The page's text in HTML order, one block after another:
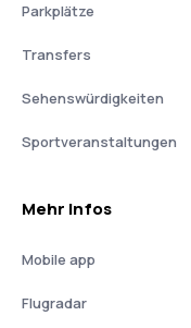
Parkplätze
Transfers
Sehenswürdigkeiten
Sportveranstaltungen
Mehr Infos
Mobile app
Flugradar